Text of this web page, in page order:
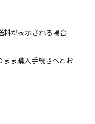
料が表示される場合
まま購入手続きへとお